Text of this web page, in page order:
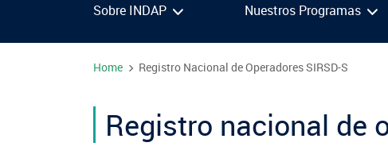
Sobre INDAP
¿Qué es INDAP?
Gestión y Presupuesto
Nuestros Programas
Programa Desarrollo Territorial Indígena
Sustentabilidad de los suelos SIRSD-S
Red Tiendas Mundo Rural
Mercado Campesinos
Arica y Parinacota
Antofagasta
Noticias
Podcast
Home Registro Nacional de Operadores SIRSD-S
Registro nacional de